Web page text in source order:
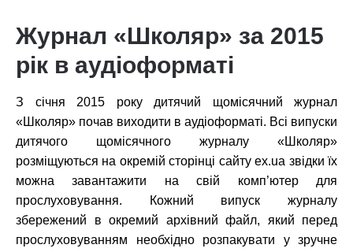
Журнал «Школяр» за 2015
рік в аудіоформаті
З січня 2015 року дитячий щомісячний журнал
«Школяр» почав виходити в аудіоформаті. Всі випуски
дитячого щомісячного журналу «Школяр»
розміщуються на окремій сторінці сайту ex.ua звідки їх
можна завантажити на свій комп’ютер для
прослуховування. Кожний випуск журналу
збережений в окремий архівний файл, який перед
прослуховуванням необхідно розпакувати у зручне